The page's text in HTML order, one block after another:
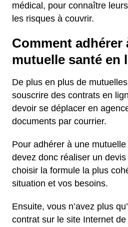
médical, pour connaître
les risques à couvrir.
Comment adhérer
mutuelle santé en
De plus en plus de
souscrire des contrats en
devoir se déplacer en
documents par courrier.
Pour adhérer à une
devez donc réaliser un
choisir la formule la plus
situation et vos besoins.
Ensuite, vous n’avez plus
contrat sur le site Internet